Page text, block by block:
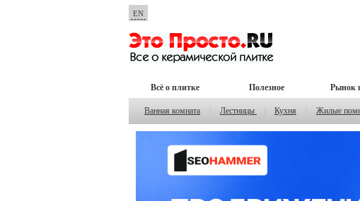
EN
Всё о плитке Полезное Рынок
Ванная комната Лестницы Кухня Жилые